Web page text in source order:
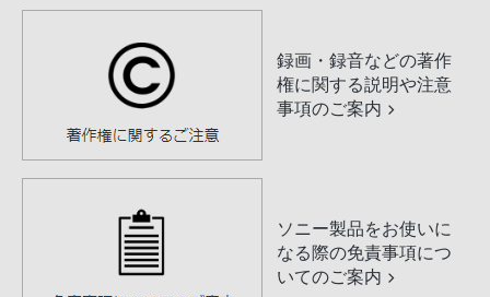
録画・録音などの著作
権に関する説明や注意
事項のご案内
ソニー製品をお使いに
なる際の免責事項につ
いてのご案内